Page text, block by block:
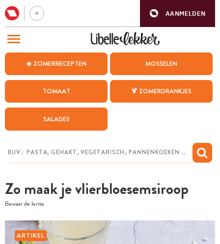
AANMELDEN
☀️ ZOMERRECEPTEN MOSSELEN
TOMAAT 🍹 ZOMERDRANKJES
SALADES
Zo maak je vlierbloesemsiroop
Bewaar de lente
ARTIKEL
BEZOEK ONZE ANDERE WEBSITES
WEEKMENU
CHAT MET MAIA
MIJN BEWAARDE RECEPTEN